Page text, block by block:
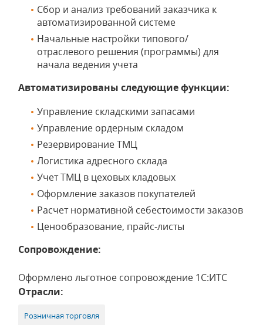
Сбор и анализ требований заказчика к
автоматизированной системе
Начальные настройки типового/
отраслевого решения (программы) для
начала ведения учета
Автоматизированы следующие функции:
Управление складскими запасами
Управление ордерным складом
Резервирование ТМЦ
Логистика адресного склада
Учет ТМЦ в цеховых кладовых
Оформление заказов покупателей
Расчет нормативной себестоимости заказов
Ценообразование, прайс-листы
Сопровождение:
Оформлено льготное сопровождение 1С:ИТС
Отрасли:
Розничная торговля